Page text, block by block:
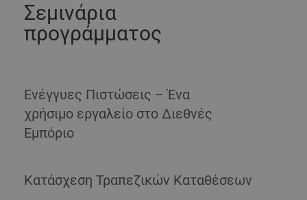
Σεμινάρια
προγράμματος
Ενέγγυες Πιστώσεις – Ένα
χρήσιμο εργαλείο στο Διεθνές
Εμπόριο
Κατάσχεση Τραπεζικών Καταθέσεων